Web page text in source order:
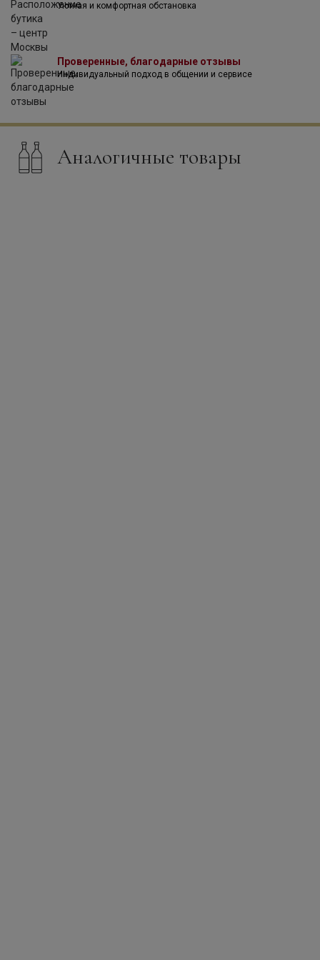
Уютная и комфортная обстановка
Проверенные, благодарные отзывы
Индивидуальный подход в общении и сервисе
Аналогичные товары